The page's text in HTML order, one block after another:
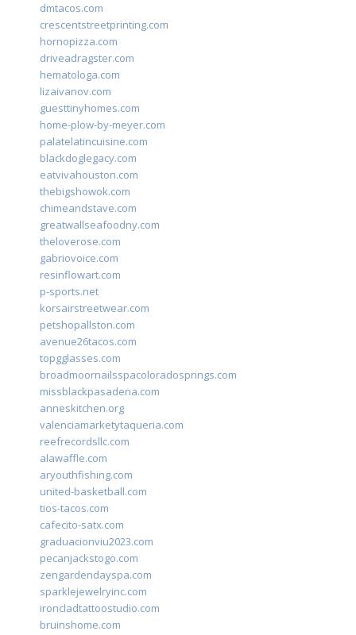
dmtacos.com
crescentstreetprinting.com
hornopizza.com
driveadragster.com
hematologa.com
lizaivanov.com
guesttinyhomes.com
home-plow-by-meyer.com
palatelatincuisine.com
blackdoglegacy.com
eatvivahouston.com
thebigshowok.com
chimeandstave.com
greatwallseafoodny.com
theloverose.com
gabriovoice.com
resinflowart.com
p-sports.net
korsairstreetwear.com
petshopallston.com
avenue26tacos.com
topgglasses.com
broadmoornailsspacoloradosprings.com
missblackpasadena.com
anneskitchen.org
valenciamarketytaqueria.com
reefrecordsllc.com
alawaffle.com
aryouthfishing.com
united-basketball.com
tios-tacos.com
cafecito-satx.com
graduacionviu2023.com
pecanjackstogo.com
zengardendayspa.com
sparklejewelryinc.com
ironcladtattoostudio.com
bruinshome.com